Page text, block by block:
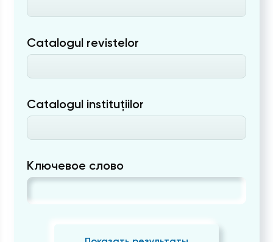
Catalogul revistelor
Catalogul instituțiilor
Ключевое слово